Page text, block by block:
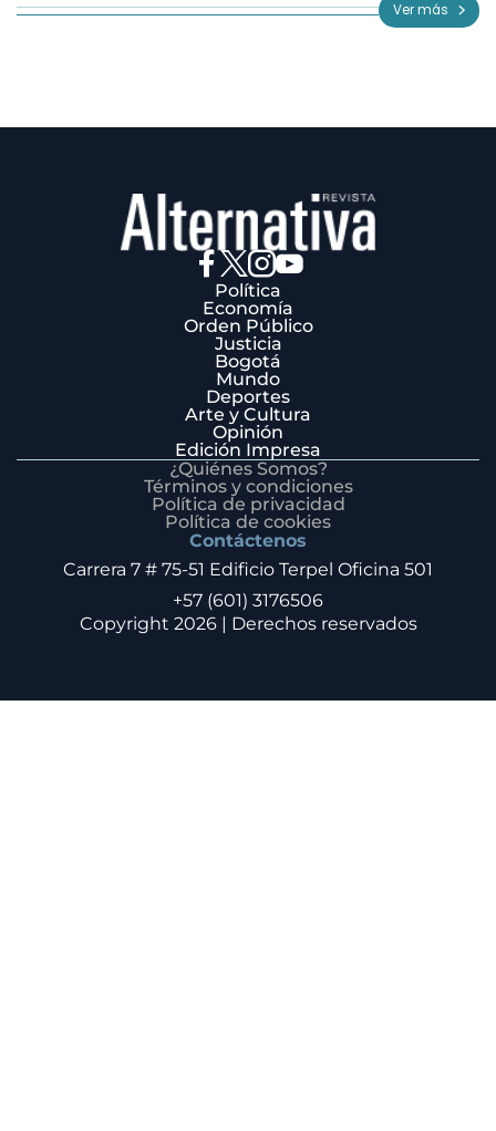
3
Ver más
Política
Economía
Orden Público
Justicia
Bogotá
Mundo
Deportes
Arte y Cultura
Opinión
Edición Impresa
¿Quiénes Somos?
Términos y condiciones
Política de privacidad
Política de cookies
Contáctenos
Carrera 7 # 75-51 Edificio Terpel Oficina 501
+57 (601) 3176506
Copyright 2026 | Derechos reservados